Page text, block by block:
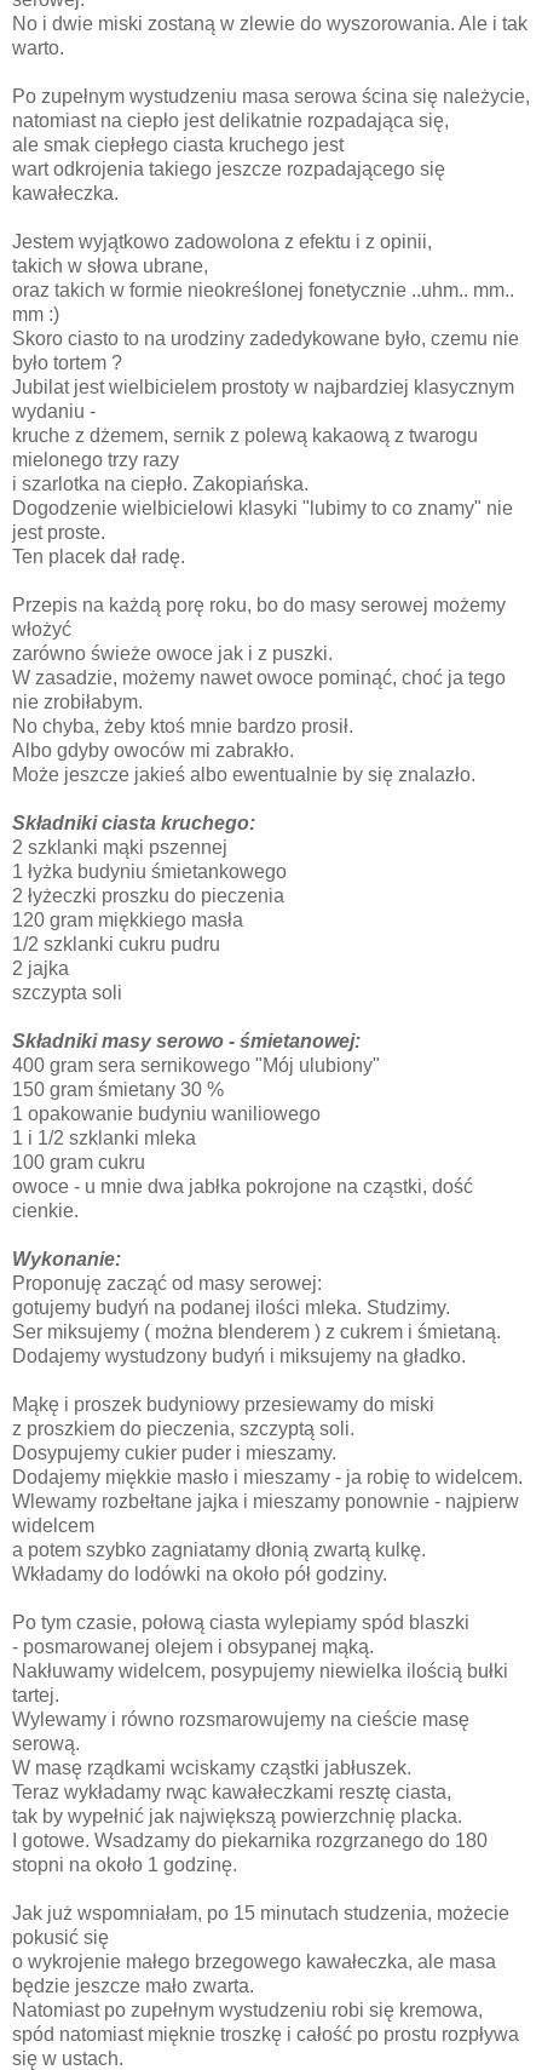
No i dwie miski zostaną w zlewie do wyszorowania. Ale i tak
warto.
Po zupełnym wystudzeniu masa serowa ścina się należycie,
natomiast na ciepło jest delikatnie rozpadająca się,
ale smak ciepłego ciasta kruchego jest
wart odkrojenia takiego jeszcze rozpadającego się
kawałeczka.
Jestem wyjątkowo zadowolona z efektu i z opinii,
takich w słowa ubrane,
oraz takich w formie nieokreślonej fonetycznie ..uhm.. mm..
mm :)
Skoro ciasto to na urodziny zadedykowane było, czemu nie
było tortem ?
Jubilat jest wielbicielem prostoty w najbardziej klasycznym
wydaniu -
kruche z dżemem, sernik z polewą kakaową z twarogu
mielonego trzy razy
i szarlotka na ciepło. Zakopiańska.
Dogodzenie wielbicielowi klasyki "lubimy to co znamy" nie
jest proste.
Ten placek dał radę.
Przepis na każdą porę roku, bo do masy serowej możemy
włożyć
zarówno świeże owoce jak i z puszki.
W zasadzie, możemy nawet owoce pominąć, choć ja tego
nie zrobiłabym.
No chyba, żeby ktoś mnie bardzo prosił.
Albo gdyby owoców mi zabrakło.
Może jeszcze jakieś albo ewentualnie by się znalazło.
Składniki ciasta kruchego:
2 szklanki mąki pszennej
1 łyżka budyniu śmietankowego
2 łyżeczki proszku do pieczenia
120 gram miękkiego masła
1/2 szklanki cukru pudru
2 jajka
szczypta soli
Składniki masy serowo - śmietanowej:
400 gram sera sernikowego "Mój ulubiony"
150 gram śmietany 30 %
1 opakowanie budyniu waniliowego
1 i 1/2 szklanki mleka
100 gram cukru
owoce - u mnie dwa jabłka pokrojone na cząstki, dość
cienkie.
Wykonanie:
Proponuję zacząć od masy serowej:
gotujemy budyń na podanej ilości mleka. Studzimy.
Ser miksujemy ( można blenderem ) z cukrem i śmietaną.
Dodajemy wystudzony budyń i miksujemy na gładko.
Mąkę i proszek budyniowy przesiewamy do miski
z proszkiem do pieczenia, szczyptą soli.
Dosypujemy cukier puder i mieszamy.
Dodajemy miękkie masło i mieszamy - ja robię to widelcem.
Wlewamy rozbełtane jajka i mieszamy ponownie - najpierw
widelcem
a potem szybko zagniatamy dłonią zwartą kulkę.
Wkładamy do lodówki na około pół godziny.
Po tym czasie, połową ciasta wylepiamy spód blaszki
- posmarowanej olejem i obsypanej mąką.
Nakłuwamy widelcem, posypujemy niewielka ilością bułki
tartej.
Wylewamy i równo rozsmarowujemy na cieście masę
serową.
W masę rządkami wciskamy cząstki jabłuszek.
Teraz wykładamy rwąc kawałeczkami resztę ciasta,
tak by wypełnić jak największą powierzchnię placka.
I gotowe. Wsadzamy do piekarnika rozgrzanego do 180
stopni na około 1 godzinę.
Jak już wspomniałam, po 15 minutach studzenia, możecie
pokusić się
o wykrojenie małego brzegowego kawałeczka, ale masa
będzie jeszcze mało zwarta.
Natomiast po zupełnym wystudzeniu robi się kremowa,
spód natomiast mięknie troszkę i całość po prostu rozpływa
się w ustach.